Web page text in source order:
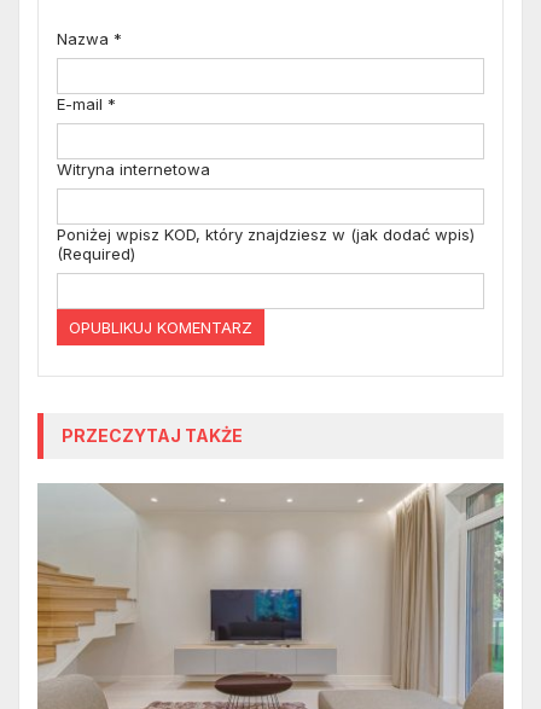
Nazwa *
E-mail *
Witryna internetowa
Poniżej wpisz KOD, który znajdziesz w (jak dodać wpis)
(Required)
PRZECZYTAJ TAKŻE